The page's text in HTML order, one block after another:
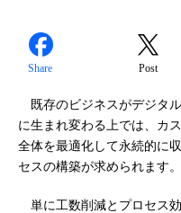
Share Post
既存のビジネスがデジタ
に生まれ変わる上では、カ
全体を最適化して永続的に
セスの構築が求められます。
単に工数削減とプロセス